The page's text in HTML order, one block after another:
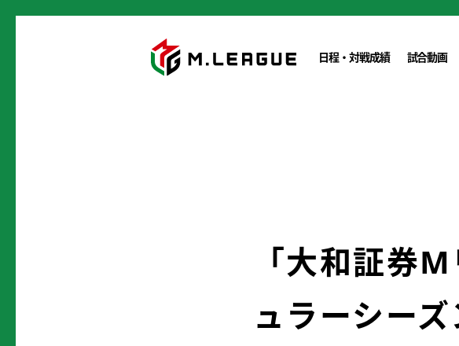
日程・対戦成績 試合動画
「大和証券
ュラーシー